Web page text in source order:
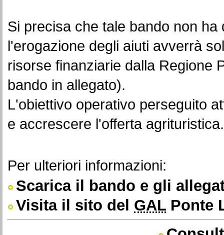
Si precisa che tale bando non
l'erogazione degli aiuti avverrà
risorse finanziarie dalla Regione
bando in allegato).
L'obiettivo operativo perseguito
e accrescere l'offerta agrituristica.
Per ulteriori informazioni:
Scarica il bando e gli
Visita il sito del GAL Ponte